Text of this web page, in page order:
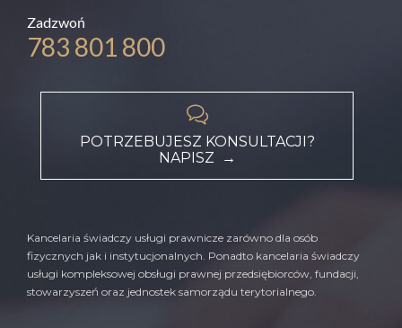
Zadzwoń
783 801 800

POTRZEBUJESZ KONSULTACJI?
NAPISZ →
Kancelaria świadczy usługi prawnicze zarówno dla osób
fizycznych jak i instytucjonalnych. Ponadto kancelaria świadczy
usługi kompleksowej obsługi prawnej przedsiębiorców, fundacji,
stowarzyszeń oraz jednostek samorządu terytorialnego.